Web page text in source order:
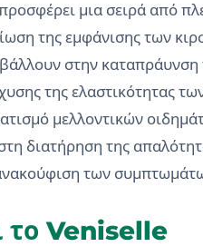
μια σειρά από
της εμφάνισης των
στην
της ελαστικότητας
μελλοντικών
διατήρηση της
των
το Veniselle